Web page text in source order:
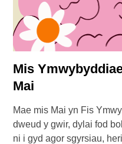
Mis
Mai
Mae mis Mai yn Fis
dweud y gwir, dylai fod
ni i gyd agor sgyrsiau,